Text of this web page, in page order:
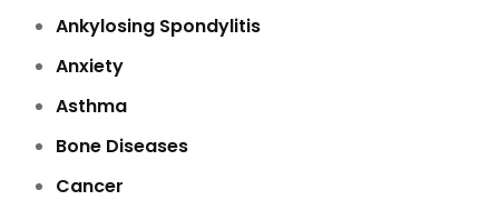
Ankylosing Spondylitis
Anxiety
Asthma
Bone Diseases
Cancer